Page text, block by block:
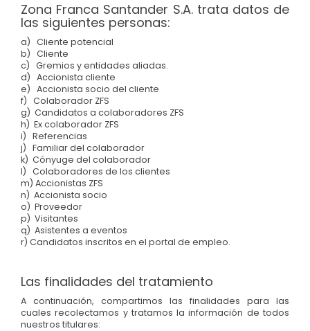
Zona Franca Santander S.A. trata datos de
las siguientes personas:
a) Cliente potencial
b) Cliente
c) Gremios y entidades aliadas.
d) Accionista cliente
e) Accionista socio del cliente
f) Colaborador ZFS
g) Candidatos a colaboradores ZFS
h) Ex colaborador ZFS
i) Referencias
j) Familiar del colaborador
k) Cónyuge del colaborador
l) Colaboradores de los clientes
m) Accionistas ZFS
n) Accionista socio
o) Proveedor
p) Visitantes
q) Asistentes a eventos
r) Candidatos inscritos en el portal de empleo.
Las finalidades del tratamiento
A continuación, compartimos las finalidades para las
cuales recolectamos y tratamos la información de todos
nuestros titulares: